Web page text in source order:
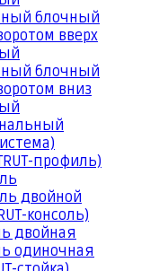
блочный
вверх
блочный
вниз
профиль)
двойной
консоль)
двойная
одиночная